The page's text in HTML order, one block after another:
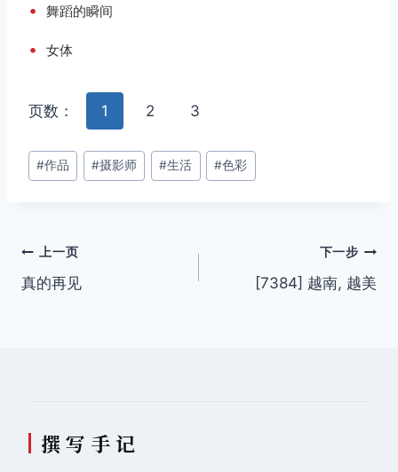
• 舞蹈的瞬间
• 女体
页数： 1 2 3
文
章
#作品 #摄影师 #生活 #色彩
文
章
上一页
真的再见
下一步
[7384] 越南, 越美
撰 写 手 记